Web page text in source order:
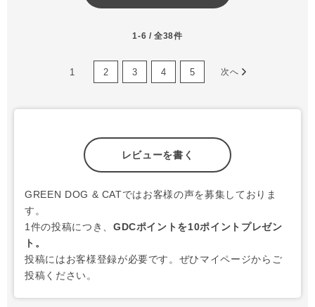
1-6 / 全38件
1 2 3 4 5 次へ
レビューを書く
GREEN DOG & CATではお客様の声を募集しておりま
す。
1件の投稿につき、 GDCポイントを10ポイントプレゼン
ト。
投稿にはお客様登録が必要です。ぜひマイページからご
投稿ください。